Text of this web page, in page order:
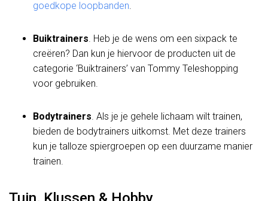
goedkope loopbanden.
Buiktrainers. Heb je de wens om een sixpack te
creëren? Dan kun je hiervoor de producten uit de
categorie ‘Buiktrainers’ van Tommy Teleshopping
voor gebruiken.
Bodytrainers. Als je je gehele lichaam wilt trainen,
bieden de bodytrainers uitkomst. Met deze trainers
kun je talloze spiergroepen op een duurzame manier
trainen.